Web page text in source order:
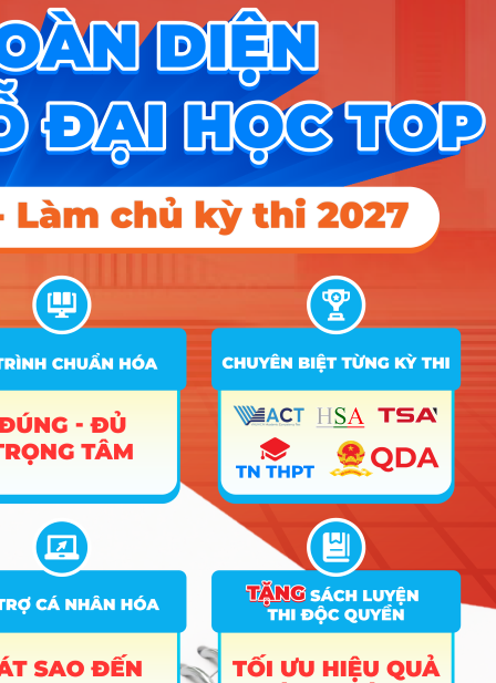
D14
13
Logistics và quản lý chuỗi cung
A00; A01; D01;
X22
hành
C00; D01; D14;
D15
Hướng nghiệp
ĐĂNG KÝ NGAY
Công cụ
Trắc nghiệm MBTI
Tra cứu đề án tuyển sinh
Tư vấn hướng nghiệp
Tin tức
Tin giáo dục nổi bật